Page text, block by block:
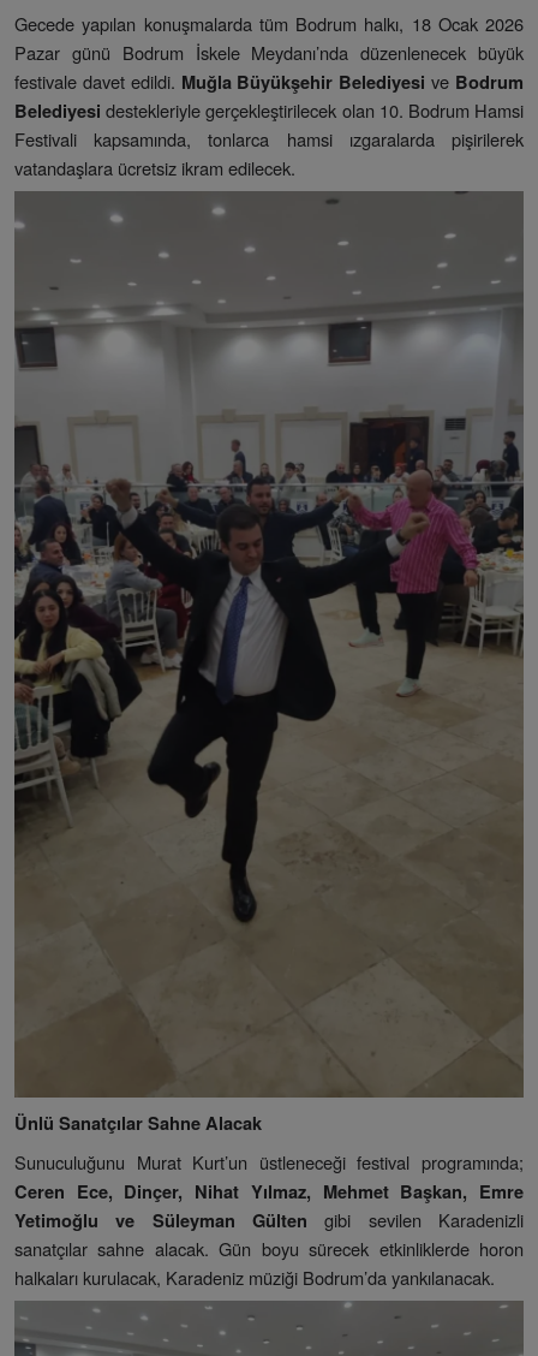
Gecede yapılan konuşmalarda tüm Bodrum halkı, 18 Ocak 2026
Pazar günü Bodrum İskele Meydanı’nda düzenlenecek büyük
festivale davet edildi. Muğla Büyükşehir Belediyesi ve Bodrum
Belediyesi destekleriyle gerçekleştirilecek olan 10. Bodrum Hamsi
Festivali kapsamında, tonlarca hamsi ızgaralarda pişirilerek
vatandaşlara ücretsiz ikram edilecek.
Ünlü Sanatçılar Sahne Alacak
Sunuculuğunu Murat Kurt’un üstleneceği festival programında;
Ceren Ece, Dinçer, Nihat Yılmaz, Mehmet Başkan, Emre
Yetimoğlu ve Süleyman Gülten gibi sevilen Karadenizli
sanatçılar sahne alacak. Gün boyu sürecek etkinliklerde horon
halkaları kurulacak, Karadeniz müziği Bodrum’da yankılanacak.